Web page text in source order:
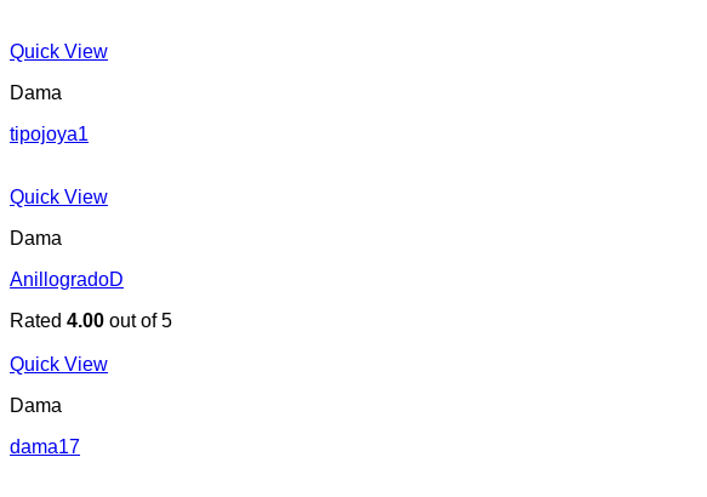
Quick View
Dama
tipojoya1
Quick View
Dama
AnillogradoD
Rated 4.00 out of 5
Quick View
Dama
dama17